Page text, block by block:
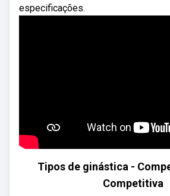
especificações.
Tipos de ginástica -
Competitiva